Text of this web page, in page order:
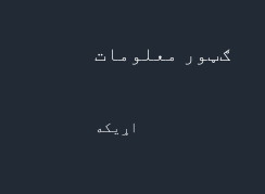
ګټور معلومات
اړیکه